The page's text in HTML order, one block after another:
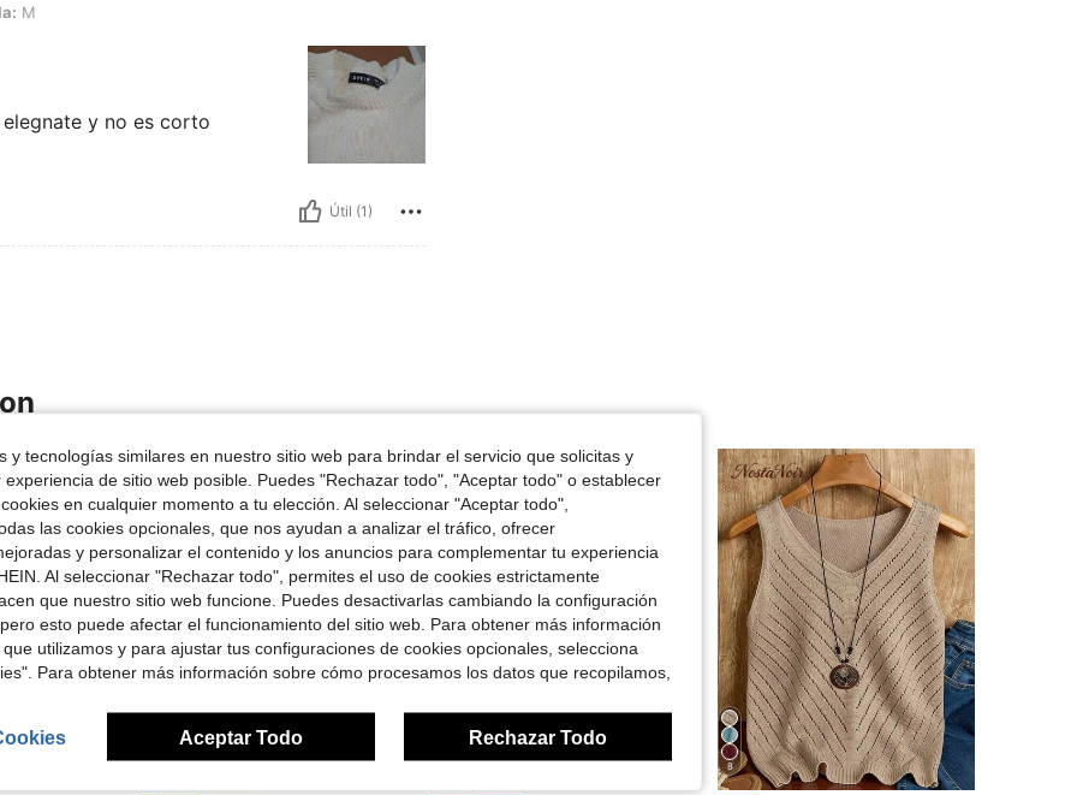
M
y no es corto
Útil (1)
8
y tecnologías similares en nuestro sitio web para brindar el servicio que solicitas y
de sitio web posible. Puedes "Rechazar todo", "Aceptar todo" o establecer
en cualquier momento a tu elección. Al seleccionar "Aceptar todo",
las cookies opcionales, que nos ayudan a analizar el tráfico, ofrecer
y personalizar el contenido y los anuncios para complementar tu experiencia
Al seleccionar "Rechazar todo", permites el uso de cookies estrictamente
que nuestro sitio web funcione. Puedes desactivarlas cambiando la configuración
esto puede afectar el funcionamiento del sitio web. Para obtener más información
utilizamos y para ajustar tus configuraciones de cookies opcionales, selecciona
Para obtener más información sobre cómo procesamos los datos que recopilamos,
Aceptar Todo Rechazar Todo